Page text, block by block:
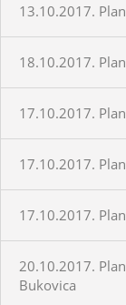
13.10.2017.
18.10.2017.
17.10.2017.
17.10.2017.
17.10.2017.
20.10.2017.
Bukovica